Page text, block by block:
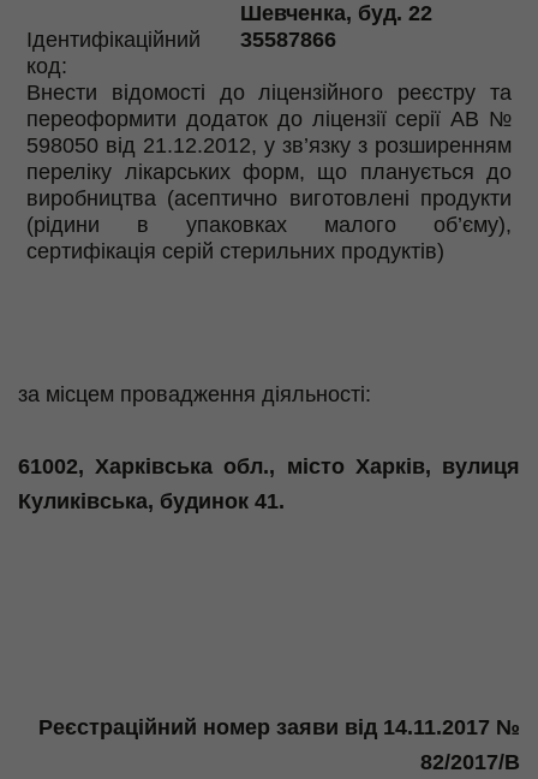
Шевченка, буд. 22
Ідентифікаційний
код:
35587866
Внести відомості доліцензійного реєстру та
переоформити додатокдо ліцензії серії АВ №
598050 від 21.12.2012, у зв’язкуз розширенням
переліку лікарськихформ, що планується до
виробництва (асептично виготовлені продукти
(рідини в упаковках малого об’єму),
сертифікація серій стерильних продуктів)
за місцем провадження діяльності:
61002,Харківська обл., місто Харків, вулиця
Куликівська, будинок 41.
Реєстраційний номер заяви від 14.11.2017 №
82/2017/В